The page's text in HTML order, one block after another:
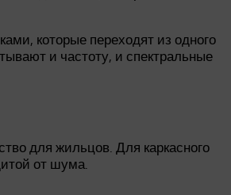
которые переходят из одного
и частоту, и спектральные
для жильцов. Для каркасного
от шума.